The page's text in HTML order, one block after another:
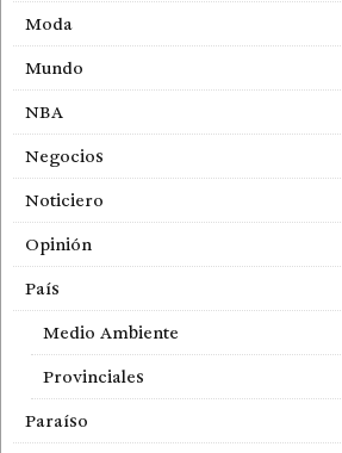
Moda
Mundo
NBA
Negocios
Noticiero
Opinión
País
Medio Ambiente
Provinciales
Paraíso